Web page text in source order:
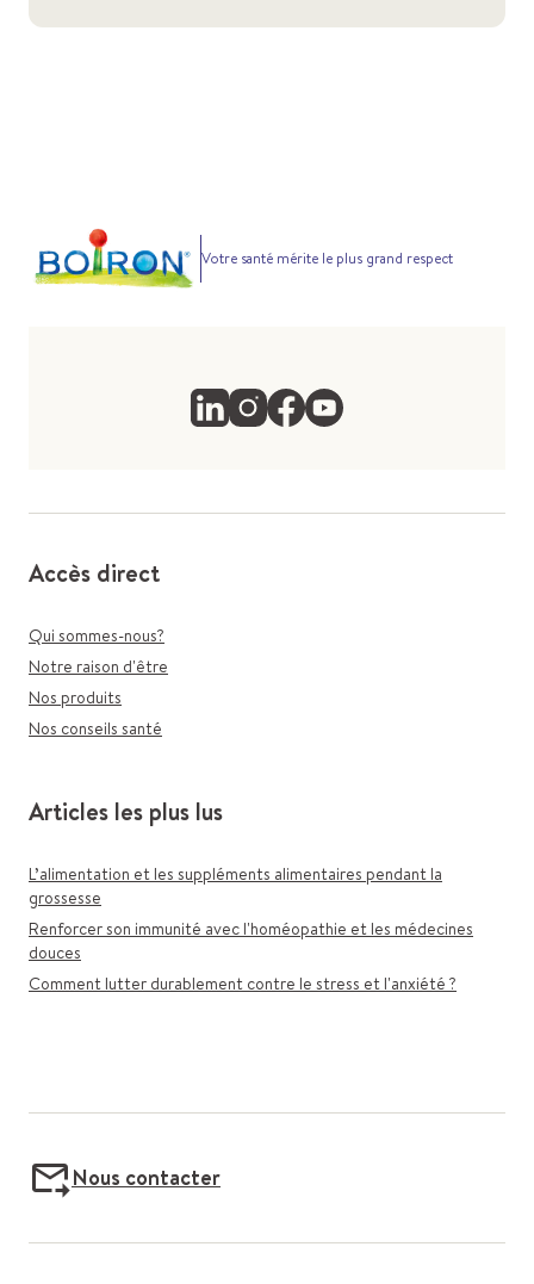
Votre santé mérite le plus grand respect
Accès direct
Qui sommes-nous?
Notre raison d'être
Nos produits
Nos conseils santé
Articles les plus lus
L’alimentation et les suppléments alimentaires pendant la
grossesse
Renforcer son immunité avec l'homéopathie et les médecines
douces
Comment lutter durablement contre le stress et l'anxiété ?
Nous contacter